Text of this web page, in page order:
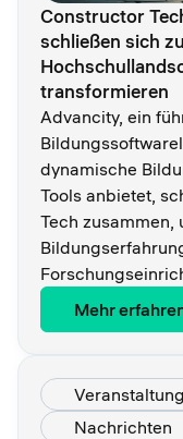
Constructor
schließen sich
transformieren
Advancity, ein
dynamische
Tools anbietet,
Tech
Mehr
Nachrichten